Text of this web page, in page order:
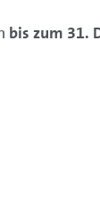
bis zum 31.